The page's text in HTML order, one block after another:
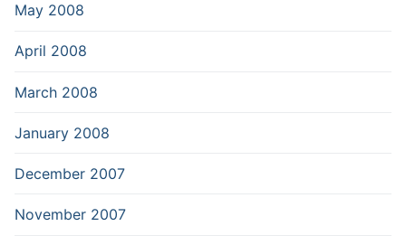
May 2008
April 2008
March 2008
January 2008
December 2007
November 2007